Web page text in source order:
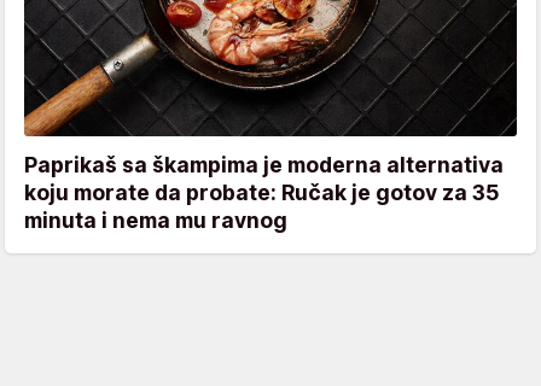
Paprikaš sa škampima je moderna alternativa
koju morate da probate: Ručak je gotov za 35
minuta i nema mu ravnog